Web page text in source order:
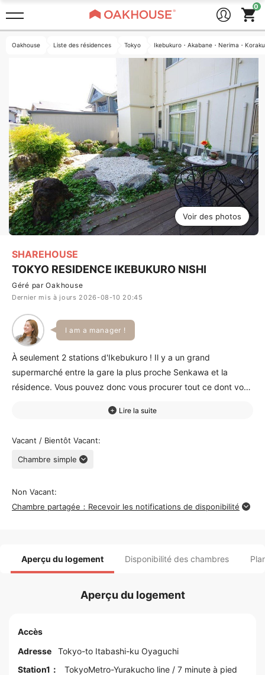
Oakhouse Liste des résidences Tokyo Ikebukuro・Akabane・Nerima・
Voir des photos
SHAREHOUSE
TOKYO RESIDENCE IKEBUKURO NISHI
Géré par Oakhouse
Dernier mis à jours 2026-08-10 20:45
I am a manager !
À seulement 2 stations d'Ikebukuro ! Il y a un grand
supermarché entre la gare la plus proche Senkawa et la
résidence. Vous pouvez donc vous procurer tout ce dont vous
service de maintenance Internet ce qui est rare pour un petit
c'est un sharehouse remplie de la convivialité de ses
résidents☆
Vacant / Bientôt Vacant
Chambre simple
Non Vacant
Chambre partagée：Recevoir les notifications de disponibilité
Aperçu du logement Disponibilité des chambres
Aperçu du logement
Accès
Adresse
Tokyo-to Itabashi-ku Oyaguchi
Station1：
TokyoMetro-Yurakucho line / 7 minute à pied